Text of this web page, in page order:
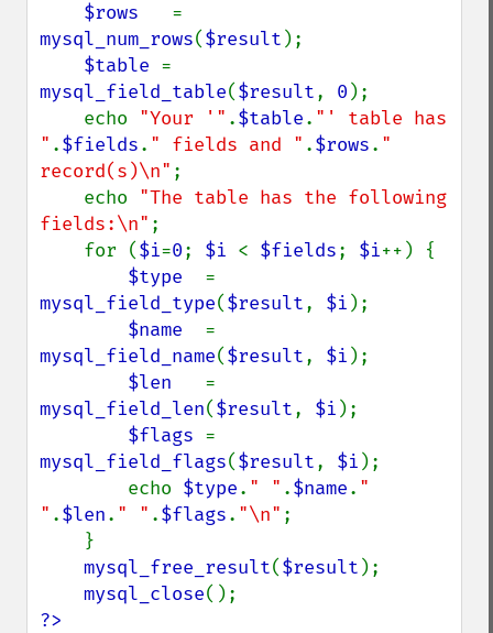
$rows
mysql_num_rows($result );
$table
mysql_field_table($result, 0 );
    echo
"Your '" .$table. "' table has
" .$fields. " fields and " .$rows. "
record(s)\n" ;
    echo
"The table has the following
fields:\n" ;
    for (
$i=0; $i < $fields; $i++) {
$type
mysql_field_type($result, $i );
$name
mysql_field_name($result, $i );
$len
mysql_field_len($result, $i );
$flags
mysql_field_flags($result, $i );
        echo
$type. " " .$name. "
" .$len. " " .$flags. "\n" ;
mysql_free_result($result );
mysql_close
?>